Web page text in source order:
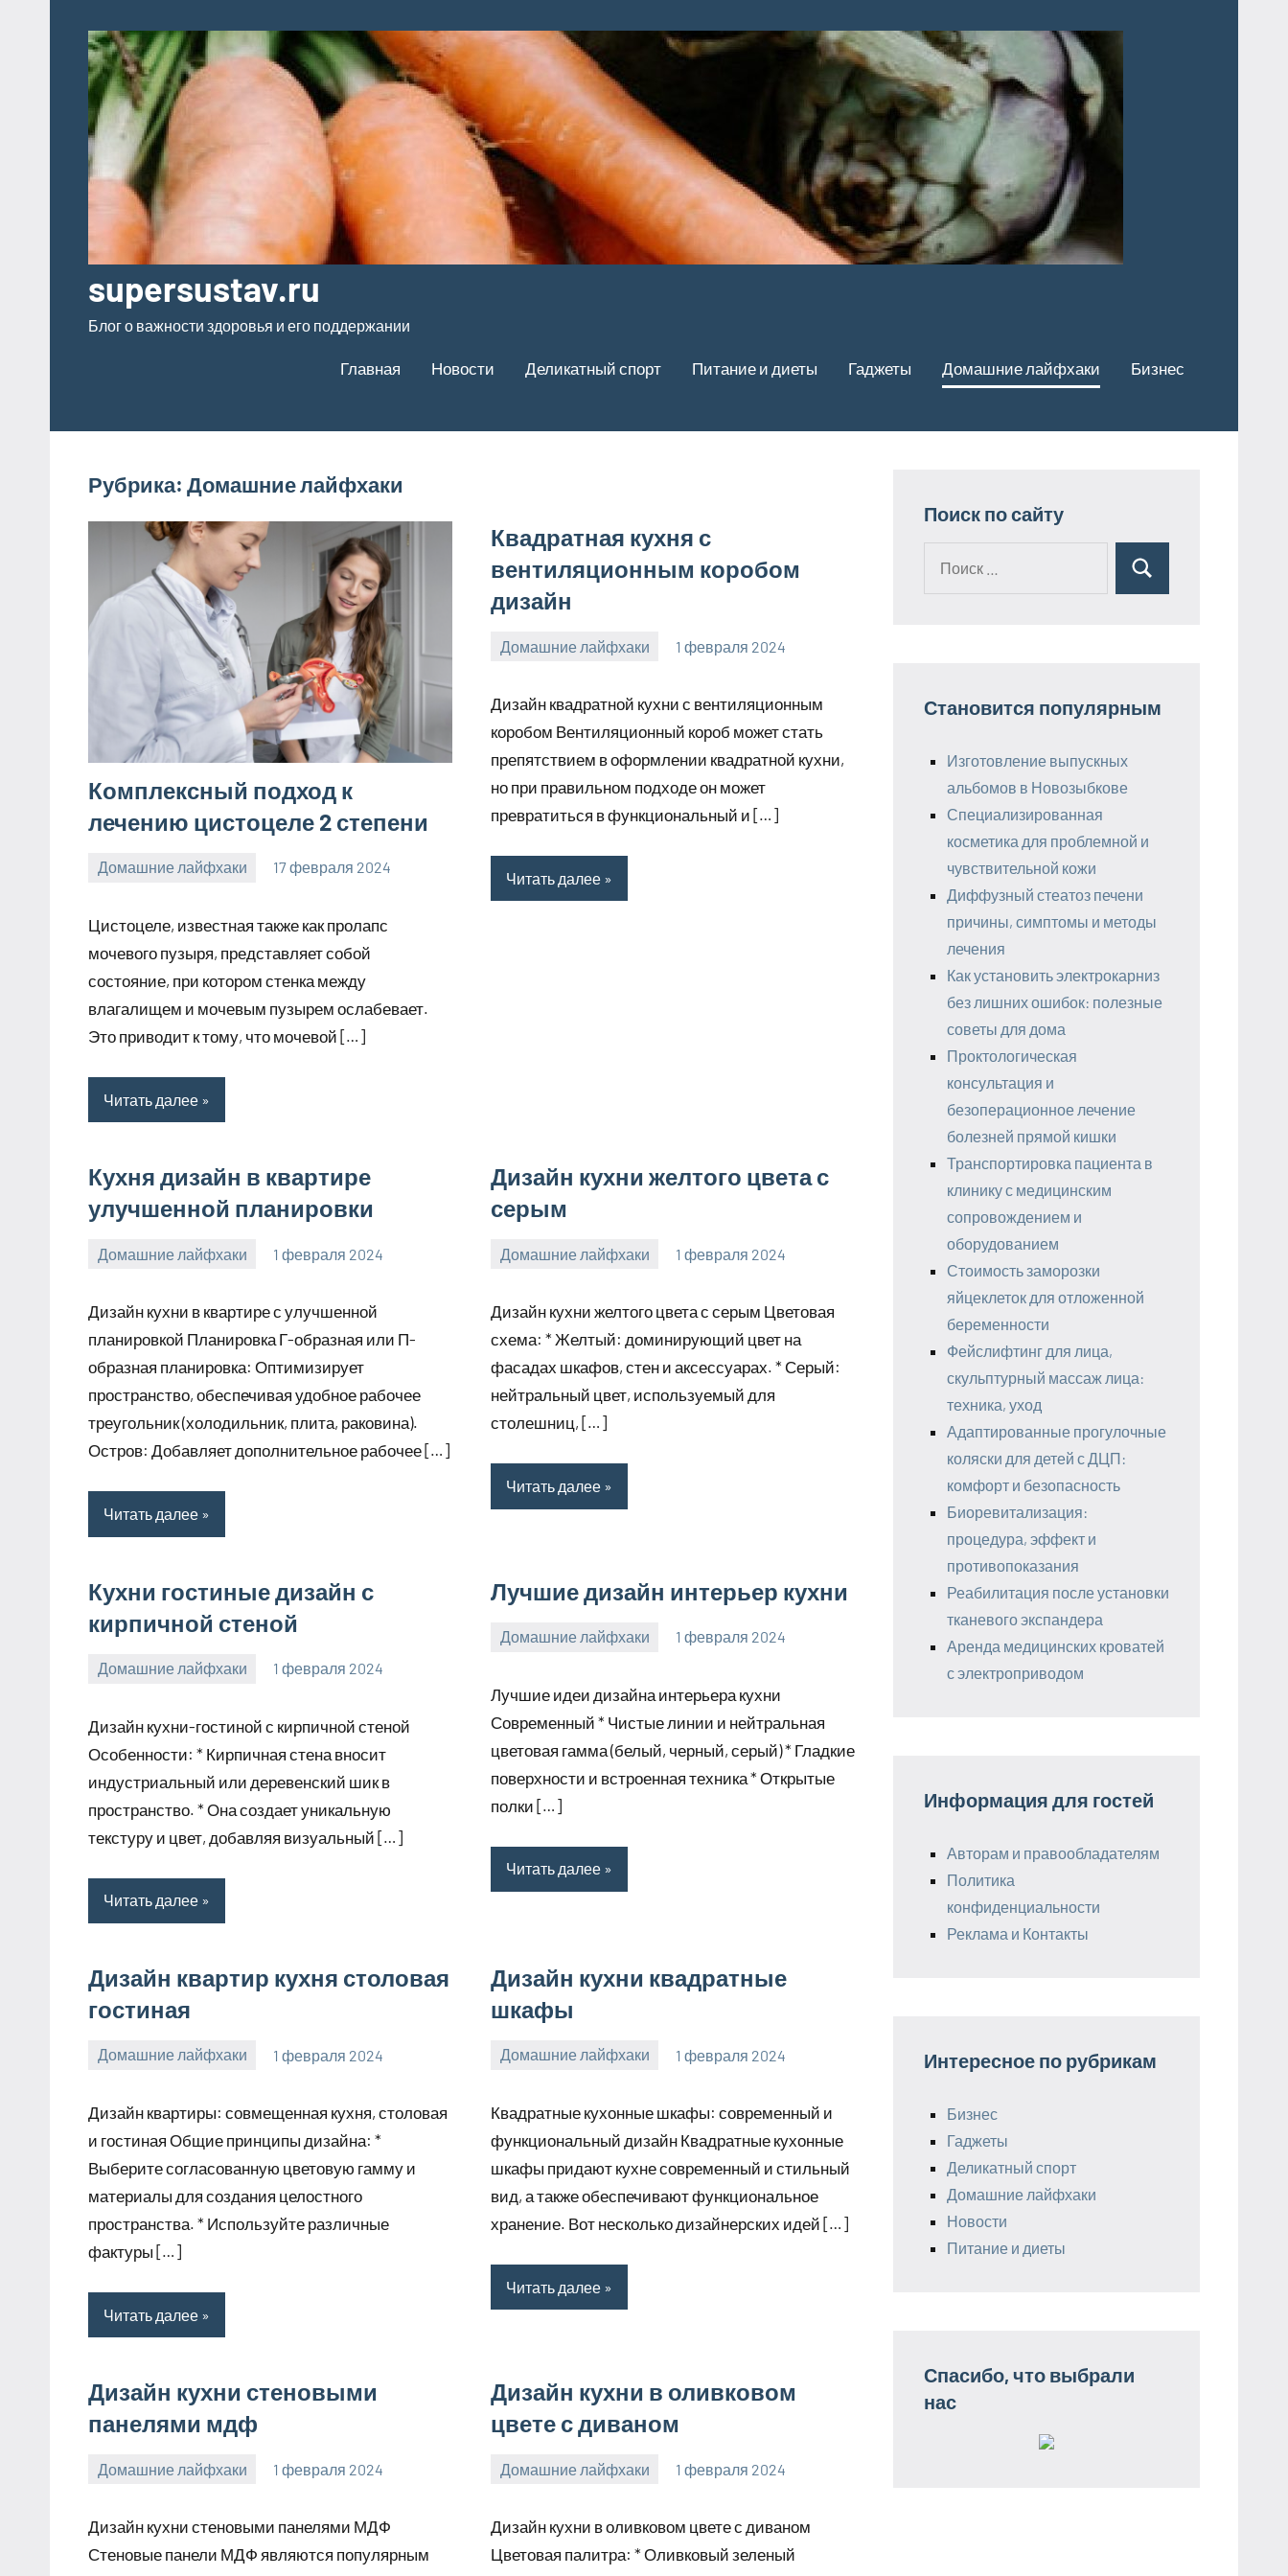
содержимому
supersustav.ru
Блог о важности здоровья и его поддержании
Главная Новости Деликатный спорт Питание и диеты Гаджеты Домашние лайфхаки Бизнес
Рубрика: Домашние лайфхаки
Комплексный подход к
лечению цистоцеле 2 степени
Домашние лайфхаки 17 февраля 2024
Avtor
Нет
Цистоцеле, известная также как пролапс
мочевого пузыря, представляет собой
состояние, при котором стенка между
влагалищем и мочевым пузырем ослабевает.
Это приводит к тому, что мочевой […]
Читать далее
Квадратная кухня с
вентиляционным коробом
дизайн
Домашние лайфхаки 1 февраля 2024
supersustav_
Нет
Дизайн квадратной кухни с вентиляционным
коробом Вентиляционный короб может стать
препятствием в оформлении квадратной кухни,
но при правильном подходе он может
превратиться в функциональный и […]
Читать далее
Кухня дизайн в квартире
улучшенной планировки
Домашние лайфхаки 1 февраля 2024
supersustav_
Нет
Дизайн кухни в квартире с улучшенной
планировкой Планировка Г-образная или П-
образная планировка: Оптимизирует
пространство, обеспечивая удобное рабочее
треугольник (холодильник, плита, раковина).
Остров: Добавляет дополнительное рабочее […]
Читать далее
Дизайн кухни желтого цвета с
серым
Домашние лайфхаки 1 февраля 2024
supersustav_
Нет
Дизайн кухни желтого цвета с серым Цветовая
схема: * Желтый: доминирующий цвет на
фасадах шкафов, стен и аксессуарах. * Серый:
нейтральный цвет, используемый для
столешниц, […]
Читать далее
Кухни гостиные дизайн с
кирпичной стеной
Домашние лайфхаки 1 февраля 2024
supersustav_
Нет
Дизайн кухни-гостиной с кирпичной стеной
Особенности: * Кирпичная стена вносит
индустриальный или деревенский шик в
пространство. * Она создает уникальную
текстуру и цвет, добавляя визуальный […]
Читать далее
Лучшие дизайн интерьер кухни
Домашние лайфхаки 1 февраля 2024
supersustav_
Нет
Лучшие идеи дизайна интерьера кухни
Современный * Чистые линии и нейтральная
цветовая гамма (белый, черный, серый) * Гладкие
поверхности и встроенная техника * Открытые
полки […]
Читать далее
Дизайн квартир кухня столовая
гостиная
Домашние лайфхаки 1 февраля 2024
supersustav_
Нет
Дизайн квартиры: совмещенная кухня, столовая
и гостиная Общие принципы дизайна: *
Выберите согласованную цветовую гамму и
материалы для создания целостного
пространства. * Используйте различные
фактуры […]
Читать далее
Дизайн кухни квадратные
шкафы
Домашние лайфхаки 1 февраля 2024
supersustav_
Нет
Квадратные кухонные шкафы: современный и
функциональный дизайн Квадратные кухонные
шкафы придают кухне современный и стильный
вид, а также обеспечивают функциональное
хранение. Вот несколько дизайнерских идей […]
Читать далее
Дизайн кухни стеновыми
панелями мдф
Домашние лайфхаки 1 февраля 2024
supersustav_
Нет
Дизайн кухни стеновыми панелями МДФ
Стеновые панели МДФ являются популярным
Дизайн кухни в оливковом
цвете с диваном
Домашние лайфхаки 1 февраля 2024
supersustav_
Нет
Дизайн кухни в оливковом цвете с диваном
Цветовая палитра: * Оливковый зеленый
Поиск по сайту
Поиск
Становится популярным
Изготовление выпускных
альбомов в Новозыбкове
Специализированная
косметика для проблемной и
чувствительной кожи
Диффузный стеатоз печени
причины, симптомы и методы
лечения
Как установить электрокарниз
без лишних ошибок: полезные
советы для дома
Проктологическая
консультация и
безоперационное лечение
болезней прямой кишки
Транспортировка пациента в
клинику с медицинским
сопровождением и
оборудованием
Стоимость заморозки
яйцеклеток для отложенной
беременности
Фейслифтинг для лица,
скульптурный массаж лица:
техника, уход
Адаптированные прогулочные
коляски для детей с ДЦП:
комфорт и безопасность
Биоревитализация:
процедура, эффект и
противопоказания
Реабилитация после установки
тканевого экспандера
Аренда медицинских кроватей
с электроприводом
Информация для гостей
Авторам и правообладателям
Политика
конфиденциальности
Реклама и Контакты
Интересное по рубрикам
Бизнес
Гаджеты
Деликатный спорт
Домашние лайфхаки
Новости
Питание и диеты
Спасибо, что выбрали
нас